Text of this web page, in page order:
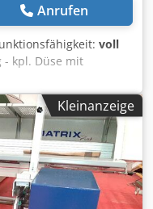
Anrufen
voll
- kpl. Düse mit
Werkzeuganschluß
Aufnahme auf
Nok - Doppelstrang
- fertig
abgebildet), zur
Kleinanzeige